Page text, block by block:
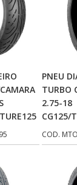
Ao
PNEU
TURBO
2.75-18
CG125/
COD.